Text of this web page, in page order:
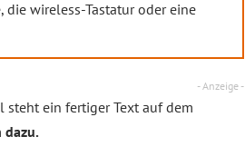
wireless-Tastatur oder eine
- Anzeige -
steht ein fertiger Text auf dem
dazu.